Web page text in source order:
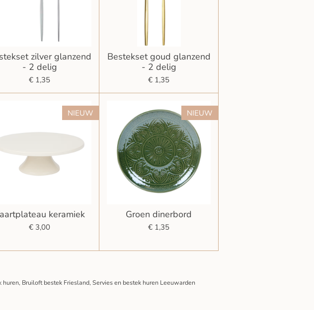
zilver glanzend
- 2 delig
€ 1,35
Bestekset goud glanzend
- 2 delig
€ 1,35
NIEUW
keramiek
€ 3,00
NIEUW
Groen dinerbord
€ 1,35
Bruiloft bestek Friesland, Servies en bestek huren Leeuwarden